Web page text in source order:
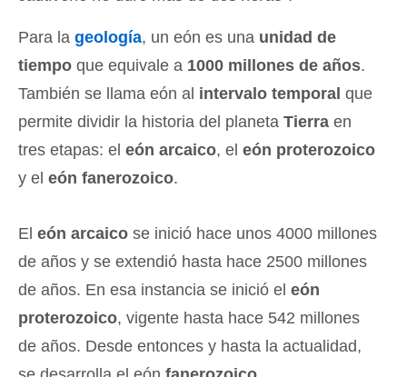
Para la geología, un eón es una unidad de
tiempo que equivale a 1000 millones de años.
También se llama eón al intervalo temporal que
permite dividir la historia del planeta Tierra en
tres etapas: el eón arcaico, el eón proterozoico
y el eón fanerozoico.
El eón arcaico se inició hace unos 4000 millones
de años y se extendió hasta hace 2500 millones
de años. En esa instancia se inició el eón
proterozoico, vigente hasta hace 542 millones
de años. Desde entonces y hasta la actualidad,